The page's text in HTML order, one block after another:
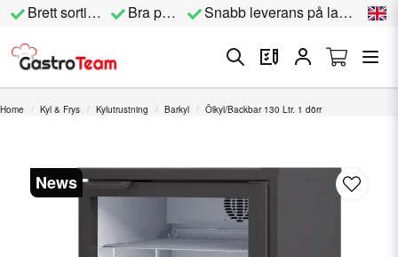
Brett sortiment Bra priser Snabb leverans på lagervara
Home Kyl & Frys Kylutrustning Barkyl Ölkyl/Backbar 130 Ltr. 1 dörr
News